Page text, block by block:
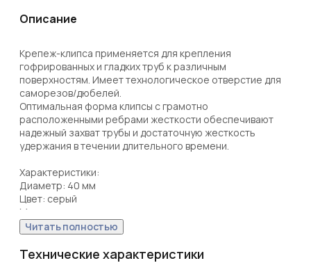
Описание
Крепеж-клипса применяется для крепления
гофрированных и гладких труб к различным
поверхностям. Имеет технологическое отверстие для
саморезов/дюбелей.
Оптимальная форма клипсы с грамотно
расположенными ребрами жесткости обеспечивают
надежный захват трубы и достаточную жесткость
удержания в течении длительного времени.
Характеристики:
Диаметр: 40 мм
Цвет: серый
Материал: полистирол
Читать полностью
Технические характеристики